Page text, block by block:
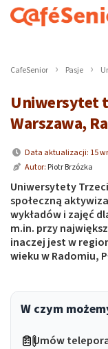
CafeSenior Pasje
Uniwersytet
Warszawa,
Data aktualizacji: 15
Autor: Piotr Brzózka
Uniwersytety
społeczną
wykładów i zajęć
m.in. przy
inaczej jest w
wieku w Radomiu,
W czym
Umów